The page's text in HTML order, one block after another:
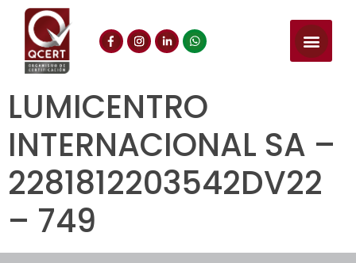
LUMICENTRO
INTERNACIONAL SA –
2281812203542DV22
– 749